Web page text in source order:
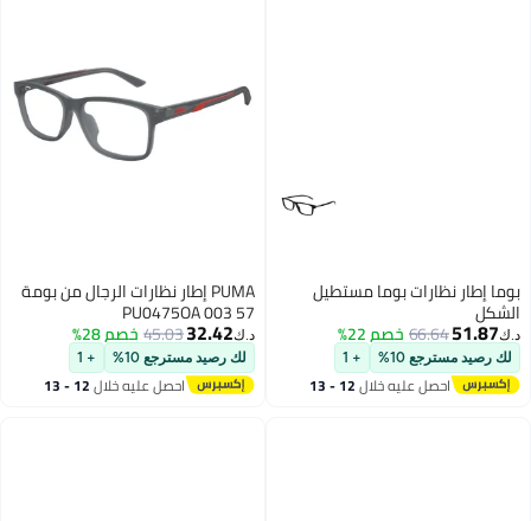
بوما إطار نظارات بوما مستطيل
الشكل
د.ك‏51.87
66.64خصم 22%
لك رصيد مسترجع 10% + 1
احصل عليه خلال 12 - 13
PUMA إطار نظارات الرجال من بومة
PU0475OA 003 57
د.ك‏32.42
45.03خصم 28%
لك رصيد مسترجع 10% + 1
احصل عليه خلال 12 - 13